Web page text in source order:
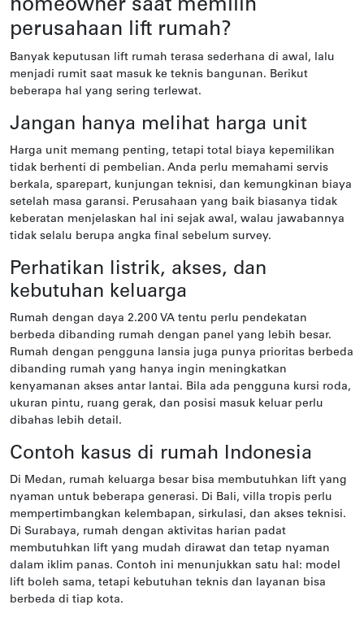
homeowner saat memilih
perusahaan lift rumah?
Banyak keputusan lift rumah terasa sederhana di awal, lalu
menjadi rumit saat masuk ke teknis bangunan. Berikut
beberapa hal yang sering terlewat.
Jangan hanya melihat harga unit
Harga unit memang penting, tetapi total biaya kepemilikan
tidak berhenti di pembelian. Anda perlu memahami servis
berkala, sparepart, kunjungan teknisi, dan kemungkinan biaya
setelah masa garansi. Perusahaan yang baik biasanya tidak
keberatan menjelaskan hal ini sejak awal, walau jawabannya
tidak selalu berupa angka final sebelum survey.
Perhatikan listrik, akses, dan
kebutuhan keluarga
Rumah dengan daya 2.200 VA tentu perlu pendekatan
berbeda dibanding rumah dengan panel yang lebih besar.
Rumah dengan pengguna lansia juga punya prioritas berbeda
dibanding rumah yang hanya ingin meningkatkan
kenyamanan akses antar lantai. Bila ada pengguna kursi roda,
ukuran pintu, ruang gerak, dan posisi masuk keluar perlu
dibahas lebih detail.
Contoh kasus di rumah Indonesia
Di Medan, rumah keluarga besar bisa membutuhkan lift yang
nyaman untuk beberapa generasi. Di Bali, villa tropis perlu
mempertimbangkan kelembapan, sirkulasi, dan akses teknisi.
Di Surabaya, rumah dengan aktivitas harian padat
membutuhkan lift yang mudah dirawat dan tetap nyaman
dalam iklim panas. Contoh ini menunjukkan satu hal: model
lift boleh sama, tetapi kebutuhan teknis dan layanan bisa
berbeda di tiap kota.